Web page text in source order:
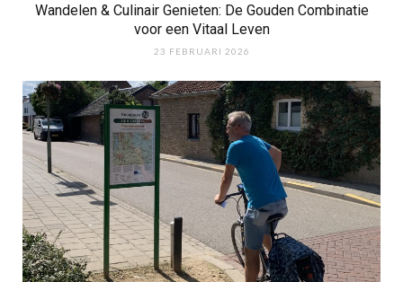
Wandelen & Culinair Genieten: De Gouden Combinatie
voor een Vitaal Leven
23 FEBRUARI 2026